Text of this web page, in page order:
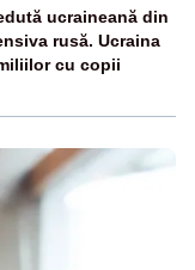
ucraineană din
rusă. Ucraina
cu copii